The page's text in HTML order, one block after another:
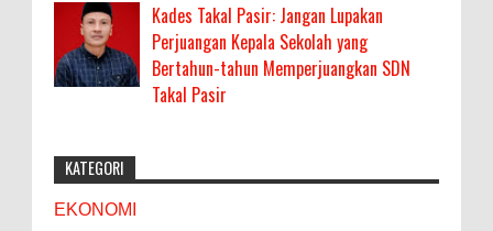
Kades Takal Pasir: Jangan Lupakan
Perjuangan Kepala Sekolah yang
Bertahun-tahun Memperjuangkan SDN
Takal Pasir
KATEGORI
EKONOMI